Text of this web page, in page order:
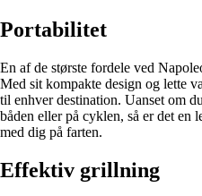
Portabilitet
En af de største fordele ved
Med sit kompakte design og lette
til enhver destination. Uanset om
båden eller på cyklen, så er det en
med dig på farten.
Effektiv grillning